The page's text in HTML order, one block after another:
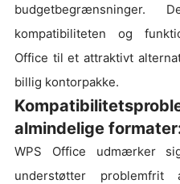
budgetbegrænsninger.
kompatibiliteten og
Office til et attraktivt
billig kontorpakke.
almindelige
WPS Office udmærker
understøtter problemfrit